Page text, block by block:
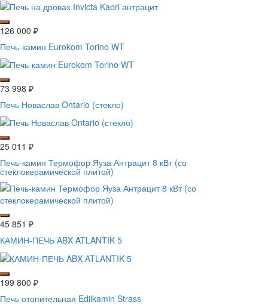
126 000 ₽
Печь-камин Eurokom Torino WT
73 998 ₽
Печь Новаслав Ontario (стекло)
25 011 ₽
Печь-камин Термофор Яуза Антрацит 8 кВт (со
стеклокерамической плитой)
45 851 ₽
КАМИН-ПЕЧЬ ABX ATLANTIK 5
199 800 ₽
Печь отопительная Edilkamin Strass